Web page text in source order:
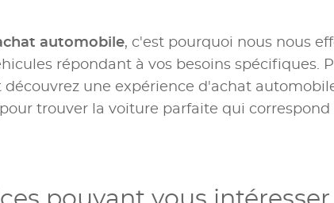
automobile, c'est pourquoi nous nous
répondant à vos besoins spécifiques.
découvrez une expérience d'achat
trouver la voiture parfaite qui